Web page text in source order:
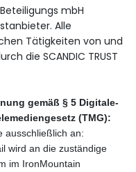
Beteiligungs mbH
Alle
Tätigkeiten von und
die SCANDIC TRUST
gemäß § 5 Digitale-
(TMG):
ausschließlich an:
wird an die zuständige
im IronMountain